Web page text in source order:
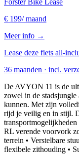
€ 199/ maand
Meer info →
Lease deze fiets all-
36 maanden · incl.
De AVYON 11 is de
zowel in de
kunnen. Met zijn
rijd je veilig en in stijl.
RL verende voorvork
terrein • Verstelbare
flexibele zithouding •